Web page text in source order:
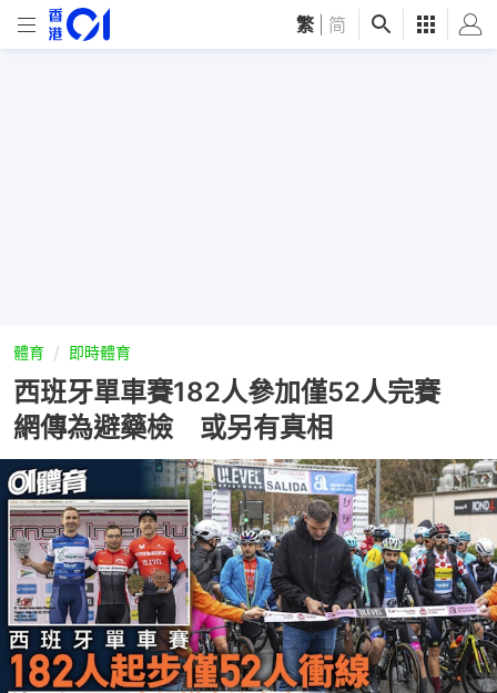
繁 简
體育 即時體育
西班牙單車賽182人參加僅52人完賽
網傳為避藥檢 或另有真相